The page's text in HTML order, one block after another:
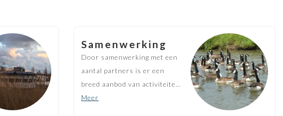
Samenwerking
Door samenwerking met een
aantal partners is er een
breed aanbod van activiteiten
bij Marnemoende. Het bezoek
Meer